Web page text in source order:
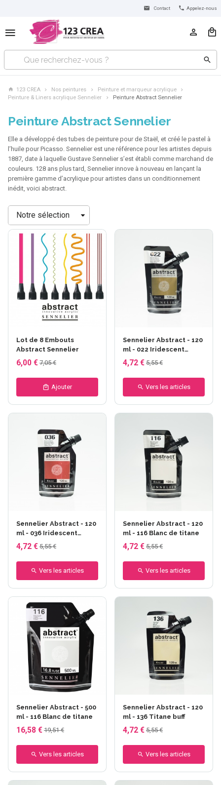
Contact Appelez-nous
123 CREA Nos peintures
Peinture et marqueur acrylique
Peinture & Liners acrylique Sennelier
Peinture Abstract Sennelier
Peinture Abstract Sennelier
Elle a développé des tubes de peinture pour de Staël, et créé le pastel à
l’huile pour Picasso. Sennelier est une référence pour les artistes depuis
1887, date à laquelle Gustave Sennelier s’est établi comme marchand de
couleurs. 128 ans plus tard, Sennelier innove à nouveau en lançant la
première gamme d’acrylique pour artistes dans un conditionnement
inédit, voici abstract.
Trier
Lot de 8 Embouts
Abstract Sennelier
6,00 € 7,05 €
Ajouter
Sennelier Abstract - 120
ml - 022 Iridescent
bronze
4,72 € 5,55 €
Vers les articles
Sennelier Abstract - 120
ml - 036 Iridescent
cuivre
4,72 € 5,55 €
Vers les articles
Sennelier Abstract - 120
ml - 116 Blanc de titane
4,72 € 5,55 €
Vers les articles
Sennelier Abstract - 500
ml - 116 Blanc de titane
16,58 € 19,51 €
Vers les articles
Sennelier Abstract - 120
ml - 136 Titane buff
4,72 € 5,55 €
Vers les articles